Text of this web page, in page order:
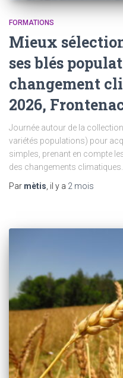
FORMATIONS
Mieux
ses blés
changement
2026,
Journée autour de la
variétés populations) pour
simples, prenant en compte
des changements climatiques.
Par mètis , il y a 2 mois